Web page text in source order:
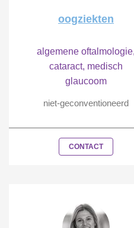
oogziekten
algemene oftalmologie,
cataract, medisch
glaucoom
niet-geconventioneerd
CONTACT